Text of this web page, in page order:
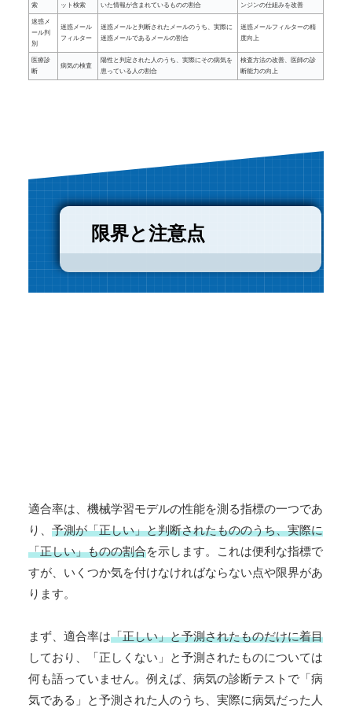
索
ット検索
いた情報が含まれているものの割合
ンジンの仕組みを改善
迷惑メ
ール判
別
迷惑メール
フィルター
迷惑メールと判断されたメールのうち、実際に
迷惑メールであるメールの割合
迷惑メールフィルターの精
度向上
医療診
断
病気の検査
陽性と判定された人のうち、実際にその病気を
患っている人の割合
検査方法の改善、医師の診
断能力の向上
限界と注意点
適合率は、機械学習モデルの性能を測る指標の一つであ
り、 予測が「正しい」と判断されたもののうち、実際に
「正しい」ものの割合を示します。これは便利な指標で
すが、いくつか気を付けなければならない点や限界があ
ります。
まず、適合率は「正しい」と予測されたものだけに着目
しており、「正しくない」と予測されたものについては
何も語っていません。例えば、病気の診断テストで「病
気である」と予測された人のうち、実際に病気だった人